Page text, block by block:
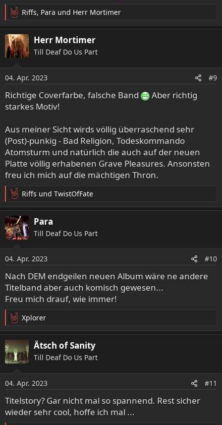
R
e
a
k
t
n
e
n
:
Riffs, Para und Herr Mortimer
Herr Mortimer
Till Deaf Do Us Part
04. Apr. 2023 #9
Richtige Coverfarbe, falsche Band
Aber richtig
starkes Motiv!
Aus meiner Sicht wirds völlig überraschend sehr
(Post)-punkig - Bad Religion, Todeskommando
Atomsturm und natürlich die auch auf der neuen
Platte völlig erhabenen Grave Pleasures. Ansonsten
freu ich mich auf die mächtigen Thron.
R
e
a
k
t
n
e
n
:
Riffs und TwistOfFate
Para
Till Deaf Do Us Part
04. Apr. 2023 #10
Nach DEM endgeilen neuen Album wäre ne andere
Titelband aber auch komisch gewesen...
Freu mich drauf, wie immer!
R
e
a
k
t
n
e
n
:
Xplorer
Ätsch of Sanity
Till Deaf Do Us Part
04. Apr. 2023 #11
Titelstory? Gar nicht mal so spannend. Rest sicher
wieder sehr cool, hoffe ich mal ...